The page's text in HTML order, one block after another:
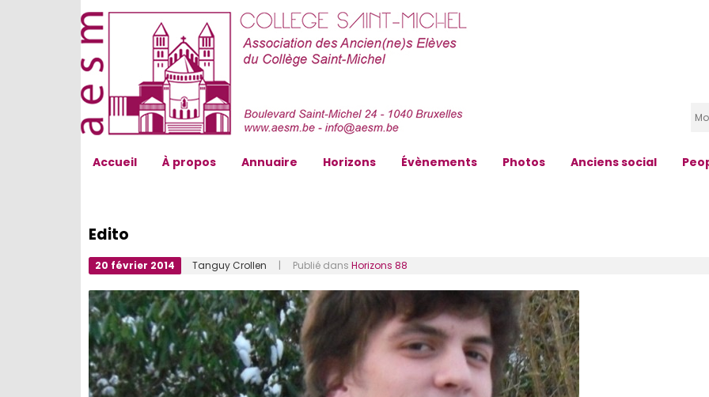
Accueil À propos Annuaire Horizons Évènements Photos Anciens social
Edito
20 février 2014 Tanguy Crollen | Publié dans Horizons 88